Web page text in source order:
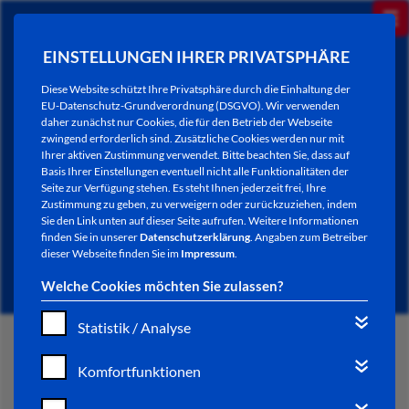
EINSTELLUNGEN IHRER PRIVATSPHÄRE
Diese Website schützt Ihre Privatsphäre durch die Einhaltung der
EU-Datenschutz-Grundverordnung (DSGVO). Wir verwenden
daher zunächst nur Cookies, die für den Betrieb der Webseite
zwingend erforderlich sind. Zusätzliche Cookies werden nur mit
Ihrer aktiven Zustimmung verwendet. Bitte beachten Sie, dass auf
Basis Ihrer Einstellungen eventuell nicht alle Funktionalitäten der
Seite zur Verfügung stehen. Es steht Ihnen jederzeit frei, Ihre
Zustimmung zu geben, zu verweigern oder zurückzuziehen, indem
Sie den Link unten auf dieser Seite aufrufen. Weitere Informationen
finden Sie in unsererDatenschutzerklärung. Angaben zum Betreiber
dieser Webseite finden Sie im Impressum.
Welche Cookies möchten Sie zulassen?
Statistik / Analyse
Komfortfunktionen
VERANSTALTUNGEN MELDEN
START